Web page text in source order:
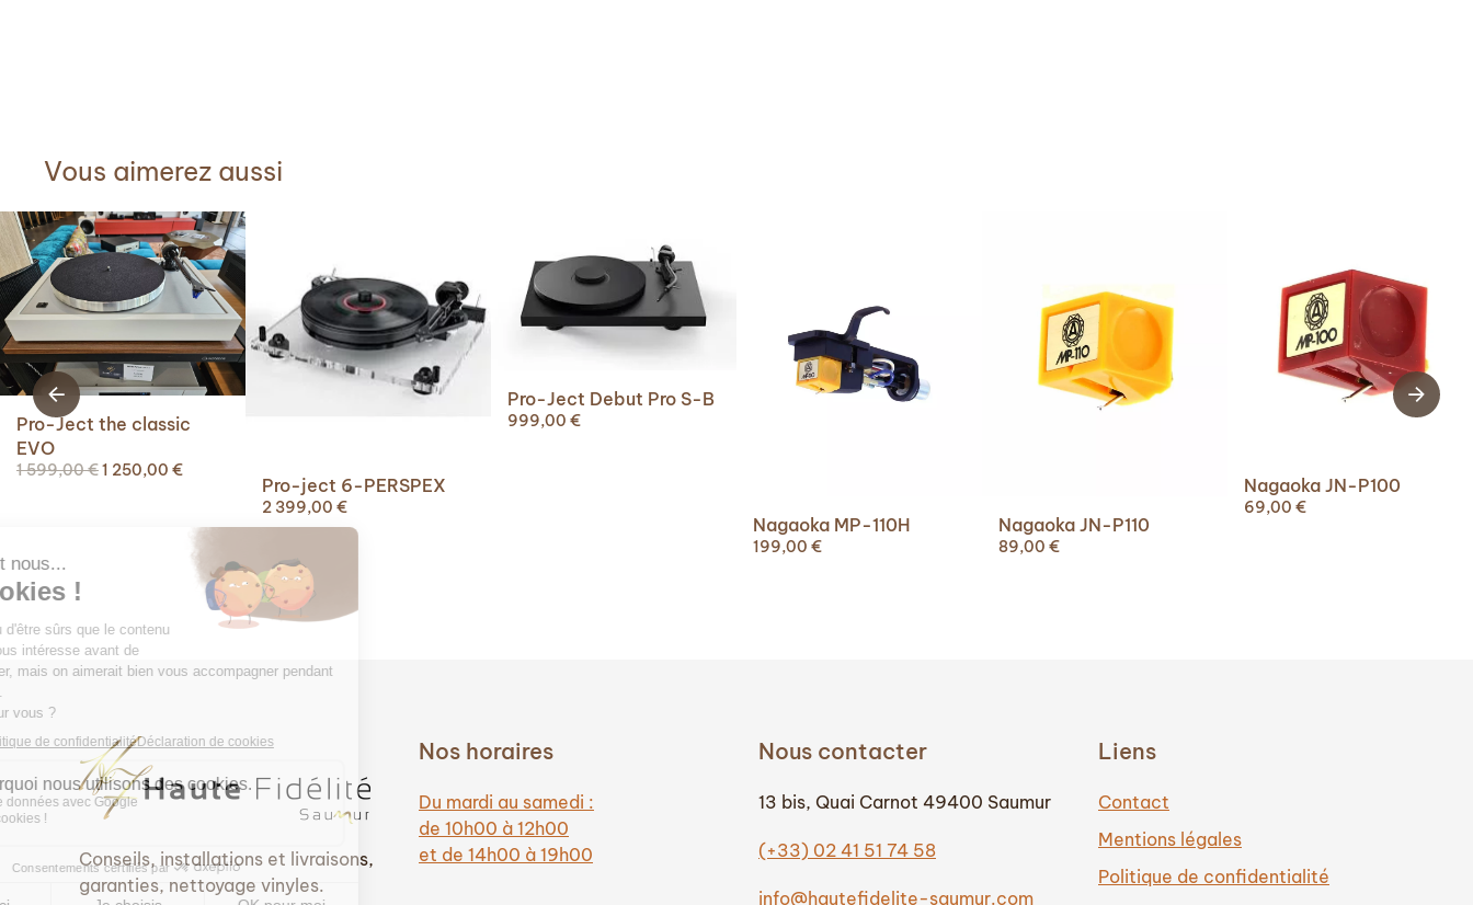
Vous aimerez aussi
Pro-Ject the classic
EVO
1 599,00€Le
1 250,00 €Le
est :
250,00 €.
Pro-ject 6-PERSPEX
2 399,00 €
Pro-Ject Debut Pro S-B
999,00 €
Nagaoka MP-110H
199,00 €
Nagaoka JN-P110
89,00 €
Nagaoka JN-P100
69,00 €
Conseils, installations et livraisons,
garanties, nettoyage vinyles.
Nos horaires
Du mardi au samedi :
de 10h00 à 12h00
et de 14h00 à 19h00
Nous contacter
13 bis, Quai Carnot 49400 Saumur
(+33) 02 41 51 74 58
info@hautefidelite-saumur.com
Liens
Contact
Mentions légales
Politique de confidentialité